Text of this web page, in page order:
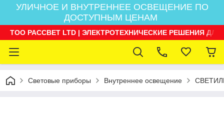
УЛИЧНОЕ И ВНУТРЕННЕЕ ОСВЕЩЕНИЕ ПО
ДОСТУПНЫМ ЦЕНАМ
ТОО РАССВЕТ LTD | ЭЛЕКТРОТЕХНИЧЕСКИЕ РЕШЕНИЯ
Световые приборы Внутреннее освещение